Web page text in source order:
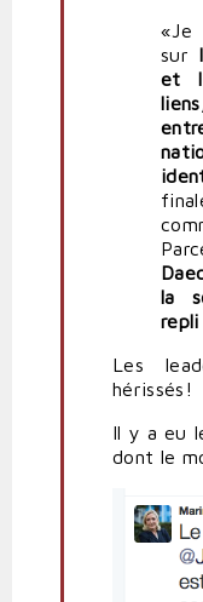
l'hystérie
frontistesur
et
la
Les
hérissés!
Il y a eu
dont le